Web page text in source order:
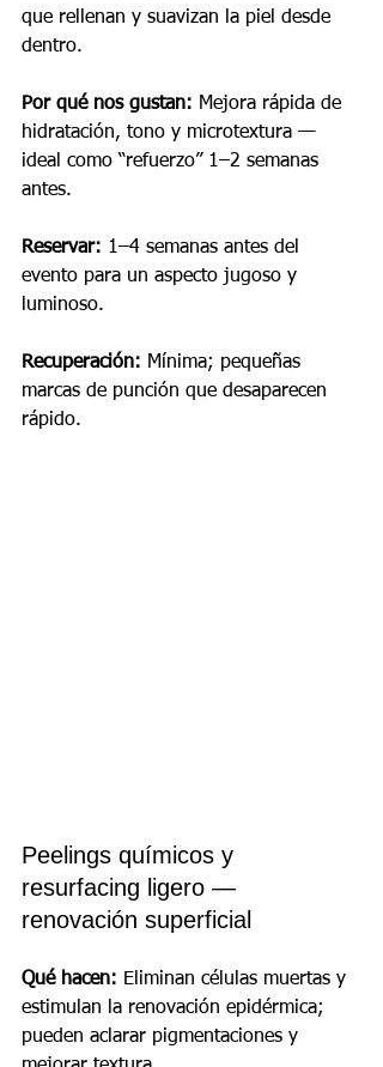
que rellenan y suavizan la piel desde
dentro.
Por qué nos gustan: Mejora rápida de
hidratación, tono y microtextura —
ideal como “refuerzo” 1–2 semanas
antes.
Reservar: 1–4 semanas antes del
evento para un aspecto jugoso y
luminoso.
Recuperación: Mínima; pequeñas
marcas de punción que desaparecen
rápido.
Peelings químicos y
resurfacing ligero —
renovación superficial
Qué hacen: Eliminan células muertas y
estimulan la renovación epidérmica;
pueden aclarar pigmentaciones y